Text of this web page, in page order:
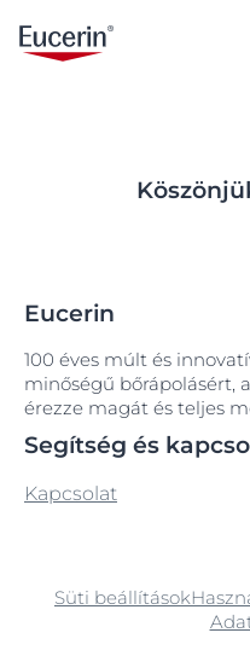
Eucerin
100 éves múlt és
minőségű bőrápolásért,
érezze magát és teljes
Segítség és
Kapcsolat
Süti beállítások